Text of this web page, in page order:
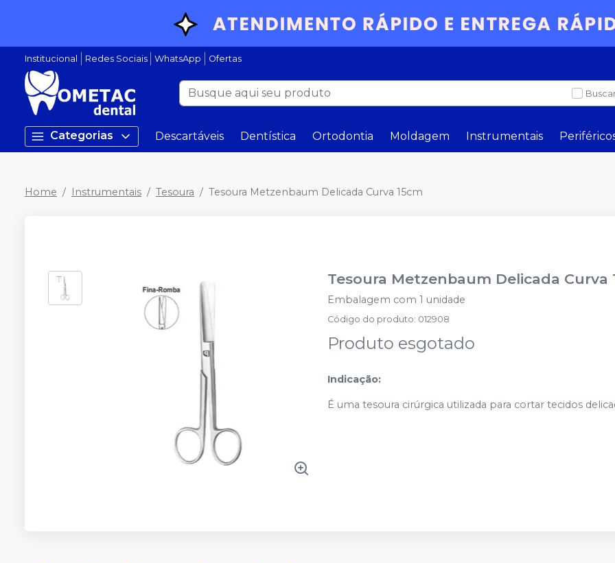
Institucional Redes Sociais WhatsApp Ofertas
Categorias Descartáveis Dentística Ortodontia Moldagem Instrumentais
Home Instrumentais Tesoura Tesoura Metzenbaum Delicada Curva 15cm
Tesoura Metzenbaum Delicada Curva
Embalagem com 1 unidade
Código do produto: 012908
Produto esgotado
Indicação:
É uma tesoura cirúrgica utilizada para cortar tecidos